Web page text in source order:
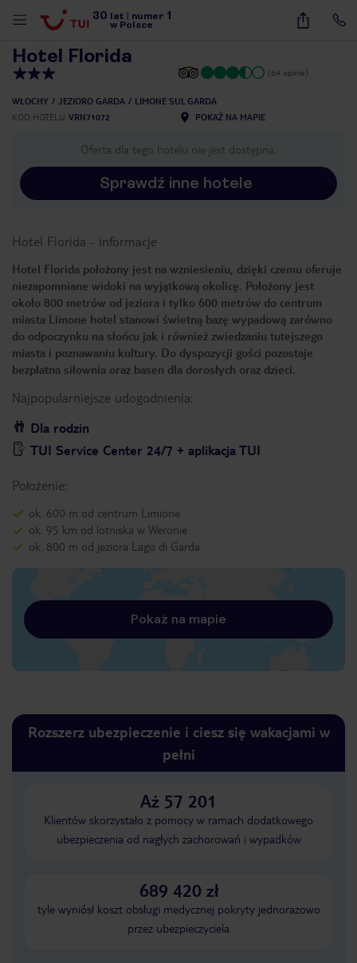
30 lat numer 1
w Polsce
25
Hotel Florida
(64 opinie)
WŁOCHY JEZIORO GARDA
LIMONE SUL GARDA
KOD HOTELU VRN71072 POKAŻ NA MAPIE
Oferta dla tego hotelu nie jest dostępna.
Sprawdź inne hotele
Hotel Florida - informacje
Hotel Florida położony jest na wzniesieniu, dzięki czemu oferuje
niezapomniane widoki na wyjątkową okolicę. Położony jest
około 800 metrów od jeziora i tylko 600 metrów do centrum
miasta Limone hotel stanowi świetną bazę wypadową zarówno
do odpoczynku na słońcu jak i również zwiedzaniu tutejszego
miasta i poznawaniu kultury. Do dyspozycji gości pozostaje
bezpłatna siłownia oraz basen dla dorosłych oraz dzieci.
Najpopularniejsze udogodnienia:
Dla rodzin
TUI Service Center 24/7 + aplikacja TUI
Położenie:
ok. 600 m od centrum Limione
ok. 95 km od lotniska w Weronie
ok. 800 m od jeziora Lago di Garda
Pokaż na mapie
Rozszerz ubezpieczenie i ciesz się wakacjami w
pełni
Aż 57 201
Klientów skorzystało z pomocy w ramach dodatkowego
ubezpieczenia od nagłych zachorowań i wypadków
689 420 zł
tyle wyniósł koszt obsługi medycznej pokryty jednorazowo
przez ubezpieczyciela